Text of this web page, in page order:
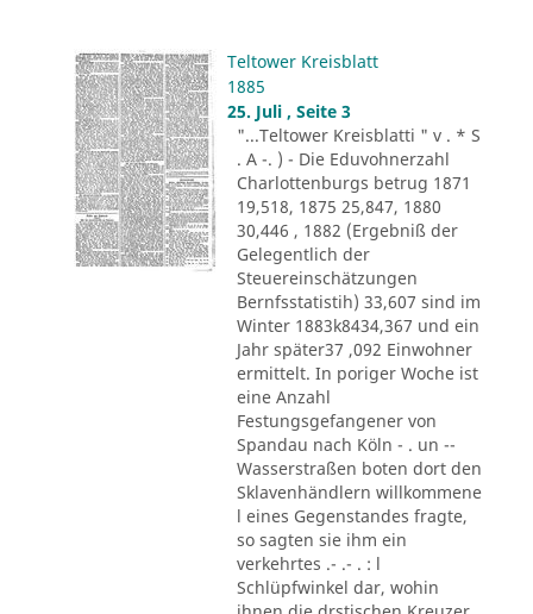
Teltower Kreisblatt
1885
25. Juli , Seite 3
"...Teltower Kreisblatti " v . * S
. A -. ) - Die Eduvohnerzahl
Charlottenburgs betrug 1871
19,518, 1875 25,847, 1880
30,446 , 1882 (Ergebniß der
Gelegentlich der
Steuereinschätzungen
Bernfsstatistih) 33,607 sind im
Winter 1883k8434,367 und ein
Jahr später37 ,092 Einwohner
ermittelt. In poriger Woche ist
eine Anzahl
Festungsgefangener von
Spandau nach Köln - . un --
Wasserstraßen boten dort den
Sklavenhändlern willkommene
l eines Gegenstandes fragte,
so sagten sie ihm ein
verkehrtes .- .- . : l
Schlüpfwinkel dar, wohin